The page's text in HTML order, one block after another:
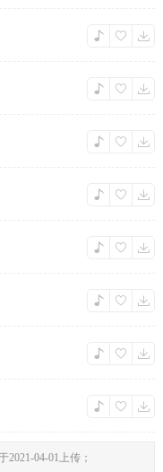
04-01上传；